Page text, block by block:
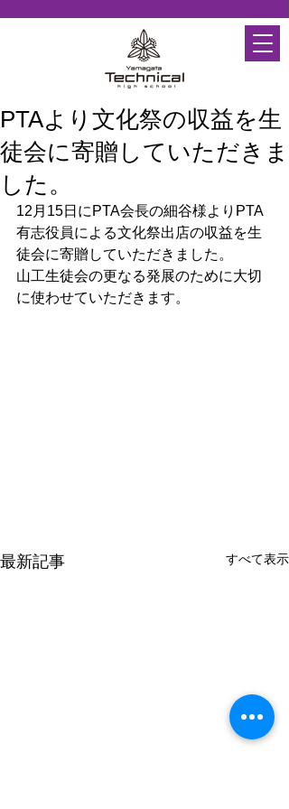
PTAより文化祭の収益を生
徒会に寄贈していただきま
した。
12月15日にPTA会長の細谷様よりPTA
有志役員による文化祭出店の収益を生
徒会に寄贈していただきました。
山工生徒会の更なる発展のために大切
に使わせていただきます。
最新記事 すべて表示